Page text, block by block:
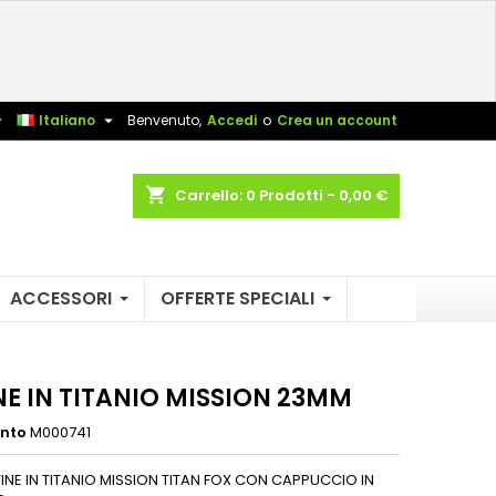
Benvenuto, Accedi o Crea un account
Italiano 
shopping_cart Carrello: 0 Prodotti - 0,00 €
ACCESSORI OFFERTE SPECIALI
IN TITANIO MISSION 23MM
M000741
IN TITANIO MISSION TITAN FOX CON CAPPUCCIO IN